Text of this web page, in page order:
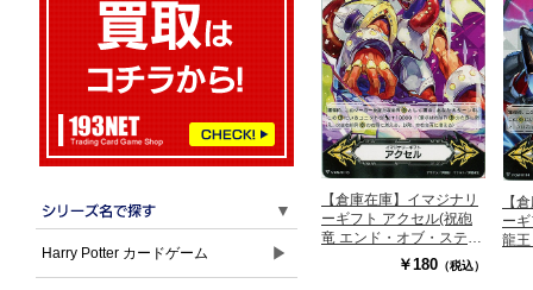
▼
Harry Potter カードゲーム ▶
【倉庫在庫】イマジナリ
ーギフト アクセル(祝砲
竜 エンド・オブ・ステー
ジ) 【V-GM/0115】
￥180 （税込）
【
ー
龍王